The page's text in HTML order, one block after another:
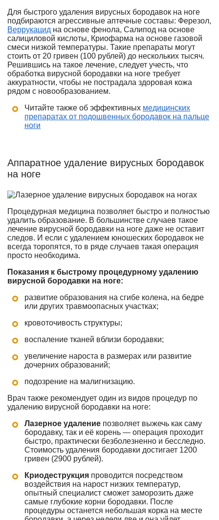
Для быстрого удаления вирусных бородавок на ноге
подбираются агрессивные аптечные составы: Ферезол,
Веррукацид на основе фенола, Салипод на основе
салициловой кислоты, Криофарма на основе газовой
смеси низкой температуры. Такие препараты могут
стоить от 20 гривен (100 рублей) до нескольких тысяч.
Решившись на такое лечение, следует учесть, что
обработка вирусной бородавки на ноге требует
аккуратности, чтобы не пострадала здоровая кожа
рядом с новообразованием.
Читайте также об эффективных медицинских
препаратах от подошвенных бородавок на пальце
ноги
Аппаратное удаление вирусных бородавок
на ноге
Процедурная медицина позволяет быстро и полностью
удалить образование. В большинстве случаев такое
лечение вирусной бородавки на ноге даже не оставит
следов. И если с удалением юношеских бородавок не
всегда торопятся, то в ряде случаев такая операция
просто необходима.
Показания к быстрому процедурному удалению
вирусной бородавки на ноге:
развитие образования на сгибе колена, на бедре
или других травмоопасных участках;
кровоточивость структуры;
воспаление тканей вблизи бородавки;
увеличение нароста в размерах или развитие
дочерних образований;
подозрение на малигнизацию.
Врач также рекомендует один из видов процедур по
удалению вирусной бородавки на ноге:
Лазерное удаление позволяет выжечь как саму
бородавку, так и её корень — операция проходит
быстро, практически безболезненно и бесследно.
Стоимость удаления бородавки достигает 1200
гривен (2900 рублей).
Криодеструкция проводится посредством
воздействия на нарост низких температур,
опытный специалист сможет заморозить даже
самые глубокие корни бородавки. После
процедуры останется небольшая корка на месте